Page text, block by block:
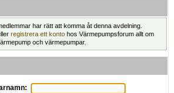
har rätt att komma åt denna avdelning.
registrera ett konto hos Värmepumpsforum allt om
och värmepumpar.